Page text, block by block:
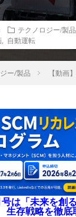
テクノロジー/製品
自動運転
ー/製品 【動画
は「未来を創
生存戦略を徹底